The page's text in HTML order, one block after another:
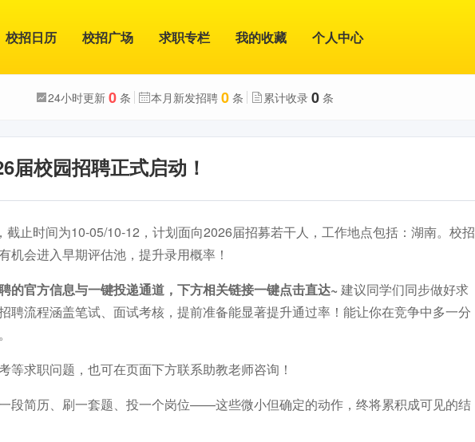
校招日历 校招广场 求职专栏 我的收藏 个人中心
24小时更新 0 条 本月新发招聘 0 条 累计收录 0 条
届校园招聘正式启动！
截止时间为10-05/10-12，计划面向2026届招募若干人，工作地点包括：湖南。校招
机会进入早期评估池，提升录用概率！
的官方信息与一键投递通道，下方相关链接一键点击直达~ 建议同学们同步做好求
流程涵盖笔试、面试考核，提前准备能显著提升通过率！能让你在竞争中多一分
等求职问题，也可在页面下方联系助教老师咨询！
段简历、刷一套题、投一个岗位——这些微小但确定的动作，终将累积成可见的结